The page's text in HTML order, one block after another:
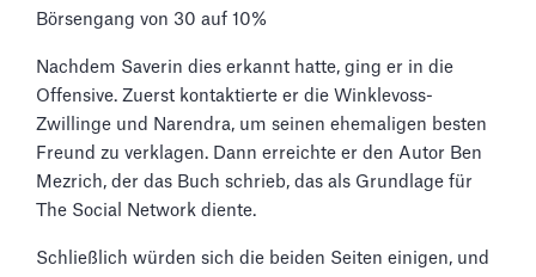
Börsengang von 30 auf 10%
Nachdem Saverin dies erkannt hatte, ging er in die
Offensive. Zuerst kontaktierte er die Winklevoss-
Zwillinge und Narendra, um seinen ehemaligen besten
Freund zu verklagen. Dann erreichte er den Autor Ben
Mezrich, der das Buch schrieb, das als Grundlage für
The Social Network diente.
Schließlich würden sich die beiden Seiten einigen, und